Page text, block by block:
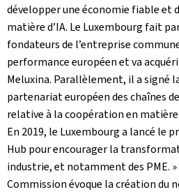
développer une économie fiable et
matière d’IA. Le Luxembourg fait
fondateurs de l’entreprise
performance européen et va
Meluxina. Parallèlement, il a signé
partenariat européen des chaînes
relative à la coopération en
En 2019, le Luxembourg a lancé le
Hub pour encourager la
industrie, et notamment des PME.
Commission évoque la création du